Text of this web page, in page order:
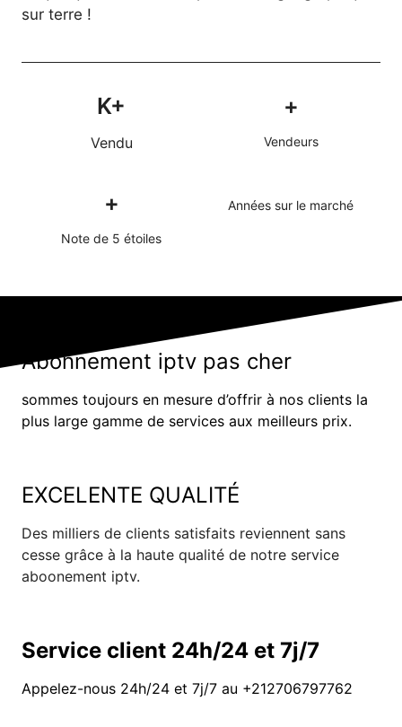
sur terre !
K+
Vendu
+
Vendeurs
+
Note de 5 étoiles
Années sur le marché
Abonnement iptv pas cher
sommes toujours en mesure d’offrir à nos clients la
plus large gamme de services aux meilleurs prix.
EXCELENTE QUALITÉ
Des milliers de clients satisfaits reviennent sans
cesse grâce à la haute qualité de notre service
aboonement iptv.
Service client 24h/24 et 7j/7
Appelez-nous 24h/24 et 7j/7 au +212706797762